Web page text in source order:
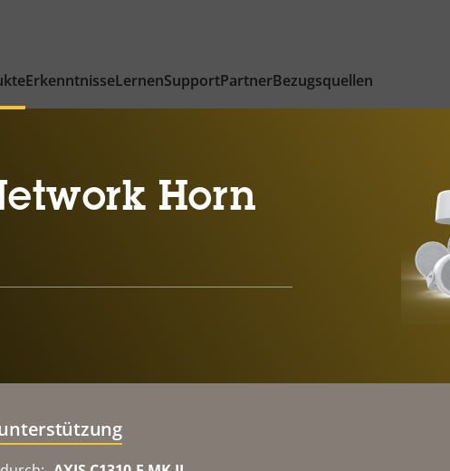
ErkenntnisseLernenSupportPartnerBezugsquellen
Horn